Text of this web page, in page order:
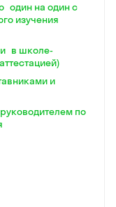
один на один с
изучения
в школе-
и
по